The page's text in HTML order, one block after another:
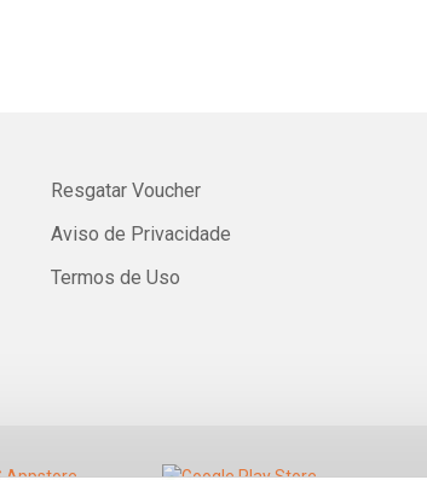
Resgatar Voucher
Aviso de Privacidade
Termos de Uso